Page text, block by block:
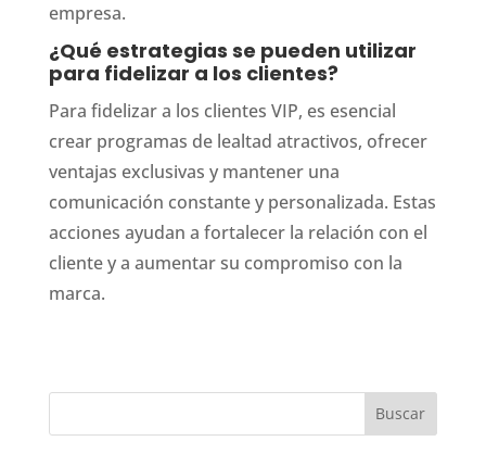
empresa.
¿Qué estrategias se pueden utilizar
para fidelizar a los clientes?
Para fidelizar a los clientes VIP, es esencial
crear programas de lealtad atractivos, ofrecer
ventajas exclusivas y mantener una
comunicación constante y personalizada. Estas
acciones ayudan a fortalecer la relación con el
cliente y a aumentar su compromiso con la
marca.